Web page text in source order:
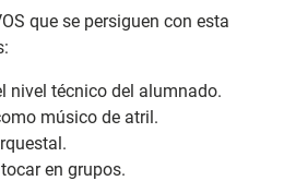
que se persiguen con esta
nivel técnico del alumnado.
músico de atril.
en grupos.